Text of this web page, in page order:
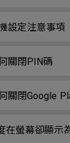
設定注意事項
關閉PIN碼
關閉Google
在螢幕卻顯示